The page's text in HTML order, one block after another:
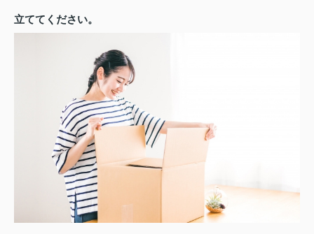
立ててください。